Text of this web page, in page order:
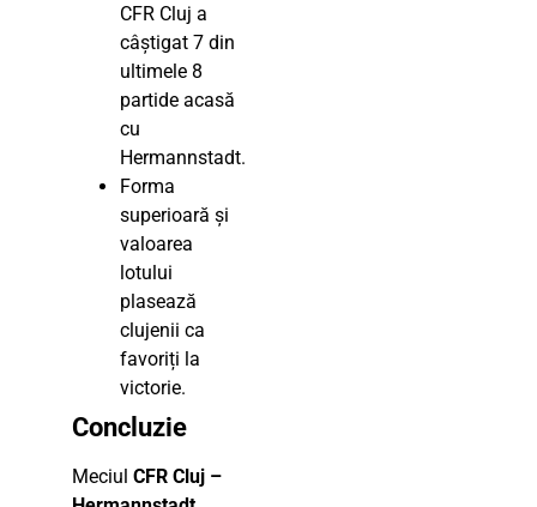
CFR Cluj a
câștigat 7 din
ultimele 8
partide acasă
cu
Hermannstadt.
Forma
superioară și
valoarea
lotului
plasează
clujenii ca
favoriți la
victorie.
Concluzie
Meciul CFR Cluj –